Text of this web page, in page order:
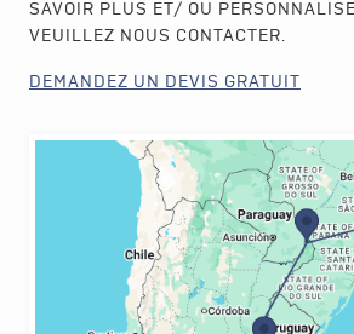
SAVOIR PLUS ET/ OU
VEUILLEZ NOUS CONTACTER.
DEMANDEZ UN DEVIS GRATUIT